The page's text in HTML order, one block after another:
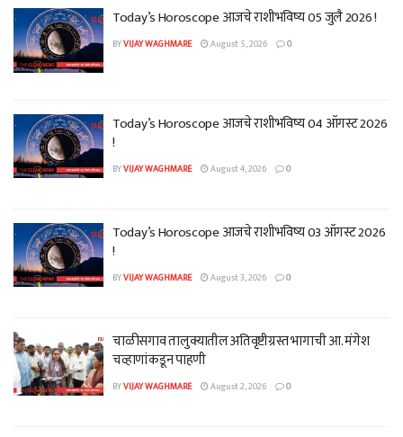
Today’s Horoscope आजचे राशीभविष्य 05 जुलै 2026 !
BYVIJAY WAGHMARE August 5, 2026 0
Today’s Horoscope आजचे राशीभविष्य 04 ऑगस्ट 2026
!
BYVIJAY WAGHMARE August 4, 2026 0
Today’s Horoscope आजचे राशीभविष्य 03 ऑगस्ट 2026
!
BYVIJAY WAGHMARE August 3, 2026 0
चाळीसगाव तालुक्यातील अतिवृष्टीग्रस्त भागाची आ. मंगेश
चव्हाणांकडून पाहणी
BYVIJAY WAGHMARE August 2, 2026 0